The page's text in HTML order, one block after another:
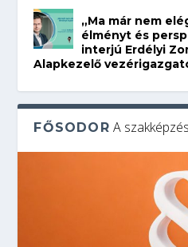
„Ma már nem
élményt és
interjú Erdélyi
Alapkezelő
FŐSODOR A